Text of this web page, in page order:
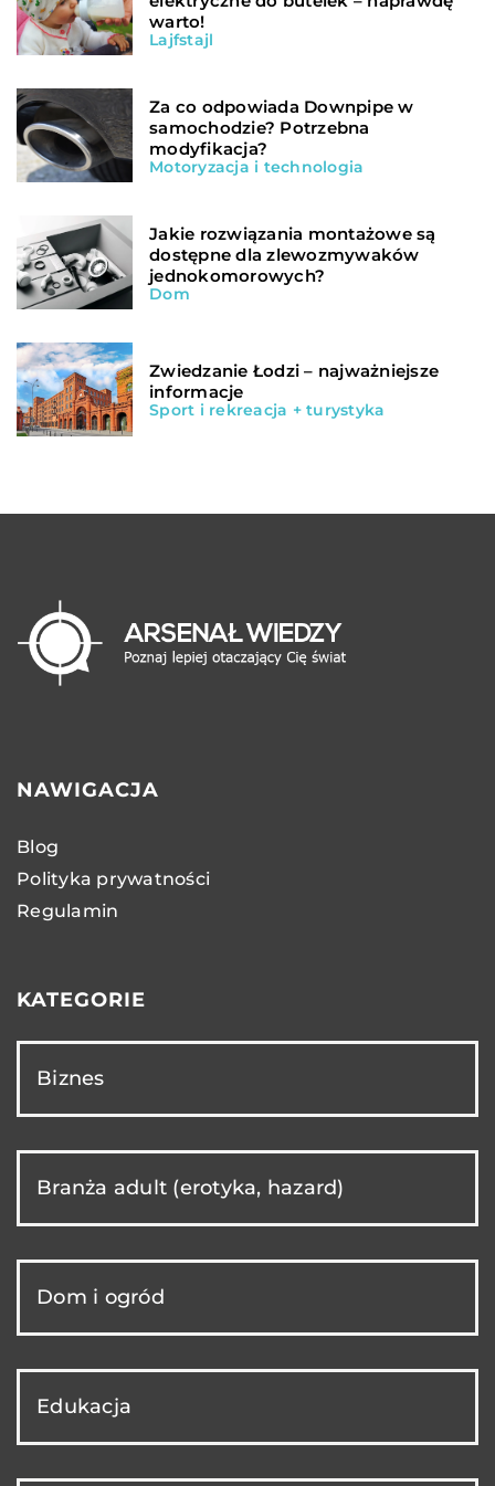
warto!
Lajfstajl
Za co odpowiada Downpipe w
samochodzie? Potrzebna
modyfikacja?
Motoryzacja i technologia
Jakie rozwiązania montażowe są
dostępne dla zlewozmywaków
jednokomorowych?
Dom
Zwiedzanie Łodzi – najważniejsze
informacje
Sport i rekreacja + turystyka
NAWIGACJA
Blog
Polityka prywatności
Regulamin
KATEGORIE
Biznes
Branża adult (erotyka, hazard)
Dom i ogród
Edukacja